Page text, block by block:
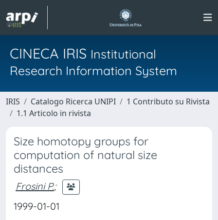
CINECA IRIS Institutional
Research Information System
IRIS Catalogo Ricerca UNIPI
1 Contributo su Rivista
1.1 Articolo in rivista
Size homotopy groups for
computation of natural size
distances
Frosini P.;
1999-01-01